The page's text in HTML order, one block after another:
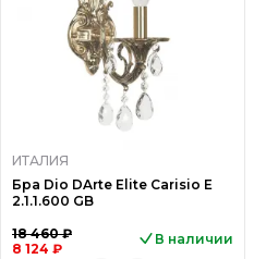
ИТАЛИЯ
Бра Dio DArte Elite Carisio E
2.1.1.600 GB
18 460 ₽
8 124 ₽
В наличии